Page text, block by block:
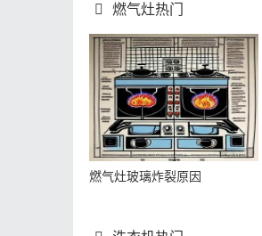
燃气灶热门
燃气灶玻璃炸裂原因